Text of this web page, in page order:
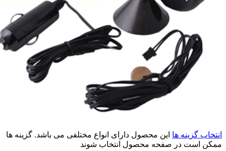
انتخاب گزینه ها این محصول دارای انواع مختلفی می باشد. گزینه ها
ممکن است در صفحه محصول انتخاب شوند